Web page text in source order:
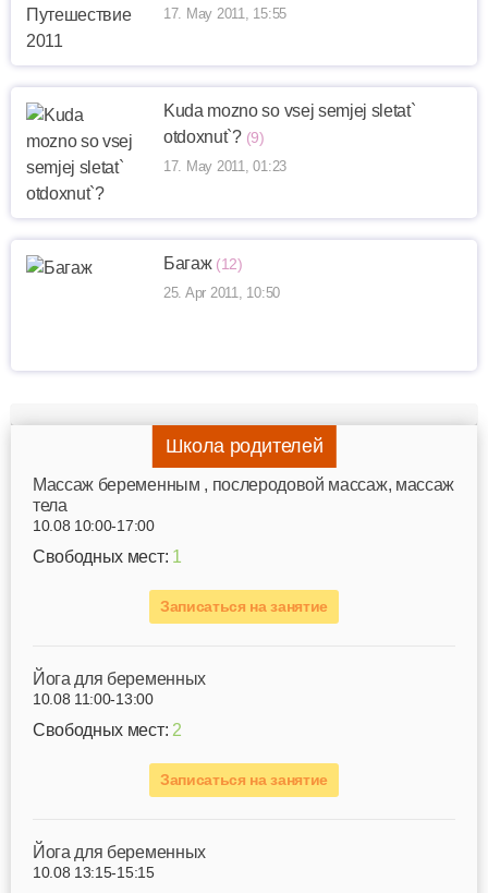
17. May 2011, 15:55
Kuda mozno so vsej semjej sletat`
otdoxnut`? (9)
17. May 2011, 01:23
Багаж (12)
25. Apr 2011, 10:50
Школа родителей
Mассаж беременным , послеродовой массаж, массаж
тела
10.08 10:00-17:00
Свободных мест: 1
Записаться на занятие
Йога для беременных
10.08 11:00-13:00
Свободных мест: 2
Записаться на занятие
Йога для беременных
10.08 13:15-15:15